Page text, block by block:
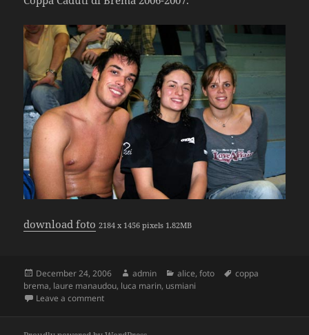
download foto 2184 x 1456 pixels 1.82MB
Posted
on
December 24, 2006 Author
admin Categories
alice,foto Tags
coppa
brema, laure manaudou, luca marin, usmiani
Leave a comment